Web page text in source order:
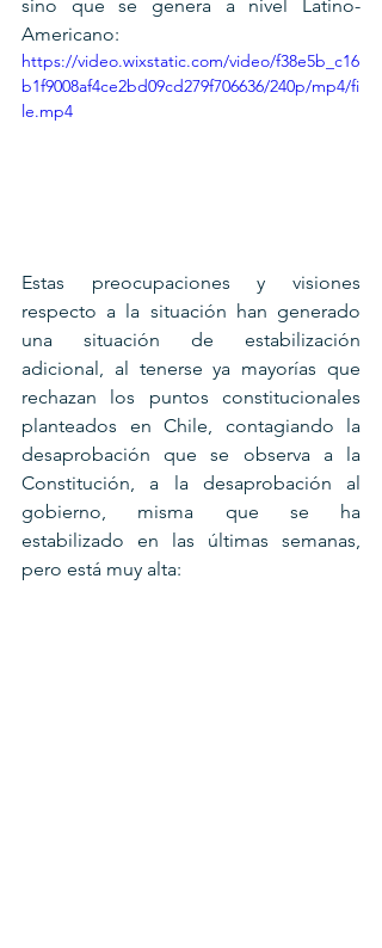
sino que se genera a nivel Latino-
Americano:
https://video.wixstatic.com/video/f38e5b_c16
b1f9008af4ce2bd09cd279f706636/240p/mp4/fi
le.mp4
Estas preocupaciones y visiones
respecto a la situación han generado
una situación de estabilización
adicional, al tenerse ya mayorías que
rechazan los puntos constitucionales
planteados en Chile, contagiando la
desaprobación que se observa a la
Constitución, a la desaprobación al
gobierno, misma que se ha
estabilizado en las últimas semanas,
pero está muy alta: